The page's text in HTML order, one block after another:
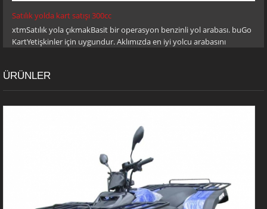
Satılık yolda kart satışı 300cc
xtmSatılık yola çıkmakBasit bir operasyon benzinli yol arabası. buGo
KartYetişkinler için uygundur. Aklımızda en iyi yolcu arabasını
istediğiniz hızı ayarlayabilirsiniz.
ÜRÜNLER